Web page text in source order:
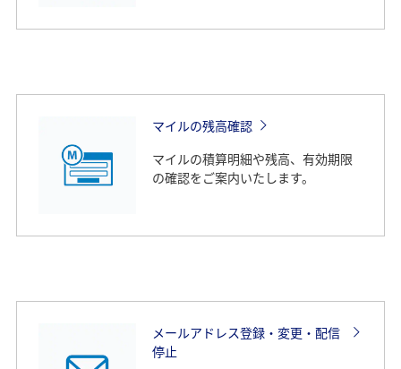
マイルの残高確認
マイルの積算明細や残高、有効期限
の確認をご案内いたします。
メールアドレス登録・変更・配信
停止